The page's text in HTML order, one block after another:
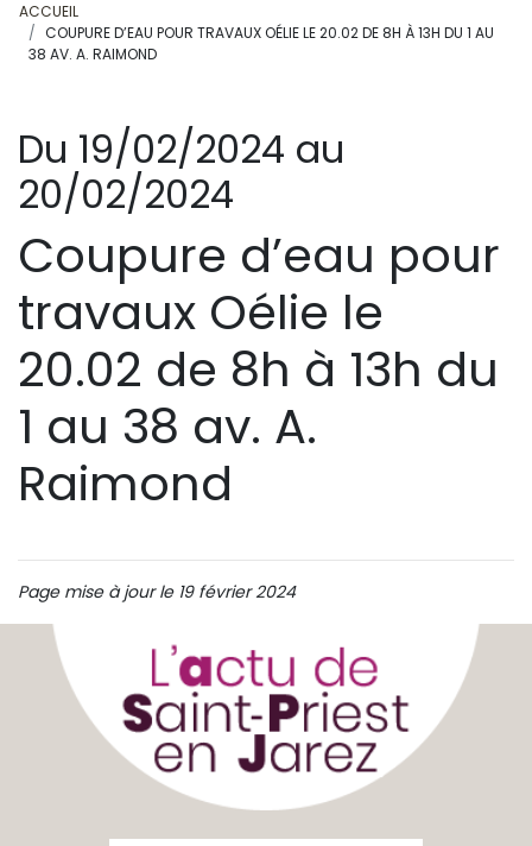
ACCUEIL
COUPURE D’EAU POUR TRAVAUX OÉLIE LE 20.02 DE 8H À 13H DU 1 AU
38 AV. A. RAIMOND
Du 19/02/2024 au
20/02/2024
Coupure d’eau pour
travaux Oélie le
20.02 de 8h à 13h du
1 au 38 av. A.
Raimond
Page mise à jour le 19 février 2024